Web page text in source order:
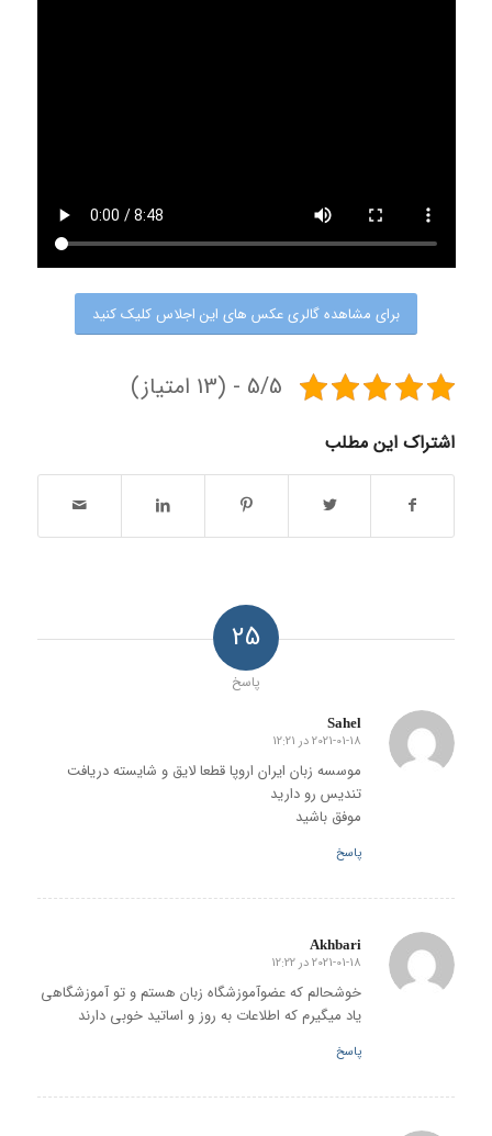
برای مشاهده گالری عکس های این اجلاس کلیک کنید
5/5 - (13 امتیاز)
اشتراک این مطلب
25
پاسخ
Sahel
گفته:
2021-01-18 در 12:21
موسسه زبان ایران اروپا قطعا لایق و شایسته دریافت
تندیس رو دارید
موفق باشید
پاسخ
Akhbari
گفته:
2021-01-18 در 12:22
خوشحالم که عضوآموزشگاه زبان هستم و تو آموزشگاهی
یاد میگیرم که اطلاعات به روز و اساتید خوبی دارند
پاسخ